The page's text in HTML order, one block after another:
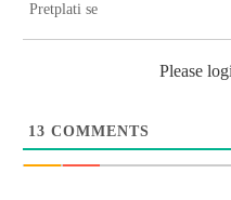
Pretplati se
Please
13 COMMENTS